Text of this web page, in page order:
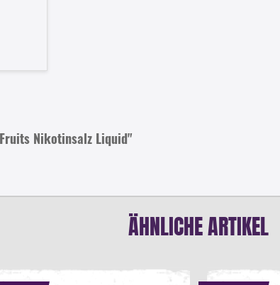
Nikotinsalz Liquid"
ÄHNLICHE ARTIKEL